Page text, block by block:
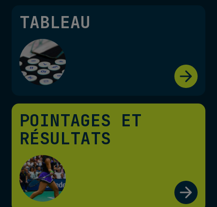
TABLEAU
POINTAGES ET
RÉSULTATS